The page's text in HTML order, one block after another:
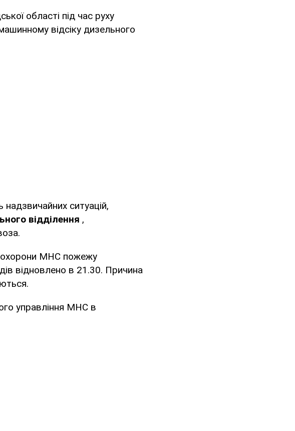
області під час руху
відсіку дизельного
ситуацій,
відділення ,
охорони МНС пожежу
відновлено в 21.30. Причина
управління МНС в